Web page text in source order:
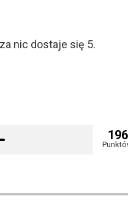
nic dostaje się 5.
196